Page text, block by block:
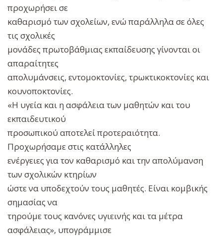
προχωρήσει σε
καθαρισμό των σχολείων, ενώ παράλληλα σε όλες
τις σχολικές
μονάδες πρωτοβάθμιας εκπαίδευσης γίνονται οι
απαραίτητες
απολυμάνσεις, εντομοκτονίες, τρωκτικοκτονίες και
κουνοποκτονίες.
«Η υγεία και η ασφάλεια των μαθητών και του
εκπαιδευτικού
προσωπικού αποτελεί προτεραιότητα.
Προχωρήσαμε στις κατάλληλες
ενέργειες για τον καθαρισμό και την απολύμανση
των σχολικών κτηρίων
ώστε να υποδεχτούν τους μαθητές. Είναι κομβικής
σημασίας να
τηρούμε τους κανόνες υγιεινής και τα μέτρα
ασφάλειας», υπογράμμισε